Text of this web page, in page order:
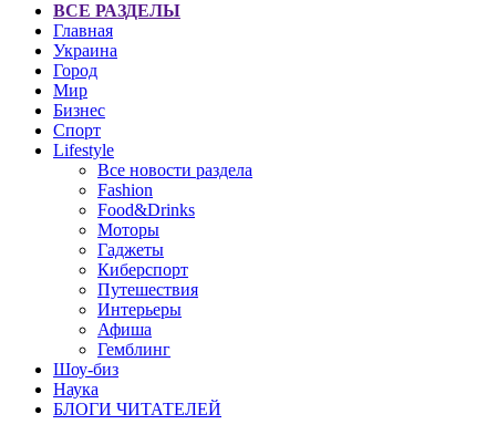
ВСЕ РАЗДЕЛЫ
Главная
Украина
Город
Мир
Бизнес
Спорт
Lifestyle
Все новости раздела
Fashion
Food&Drinks
Моторы
Гаджеты
Киберспорт
Путешествия
Интерьеры
Афиша
Гемблинг
Шоу-биз
Наука
БЛОГИ ЧИТАТЕЛЕЙ